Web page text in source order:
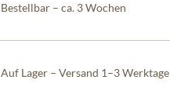
Bestellbar – ca. 3 Wochen
Auf Lager – Versand 1–3 Werktage